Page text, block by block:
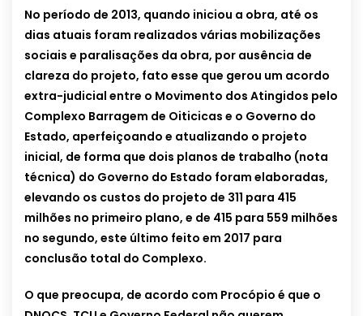
No período de 2013, quando iniciou a obra, até os
dias atuais foram realizados várias mobilizações
sociais e paralisações da obra, por ausência de
clareza do projeto, fato esse que gerou um acordo
extra-judicial entre o Movimento dos Atingidos pelo
Complexo Barragem de Oiticicas e o Governo do
Estado, aperfeiçoando e atualizando o projeto
inicial, de forma que dois planos de trabalho (nota
técnica) do Governo do Estado foram elaboradas,
elevando os custos do projeto de 311 para 415
milhões no primeiro plano, e de 415 para 559 milhões
no segundo, este último feito em 2017 para
conclusão total do Complexo.
O que preocupa, de acordo com Procópio é que o